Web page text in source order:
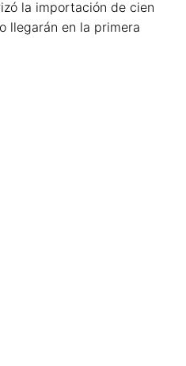
la importación de cien
llegarán en la primera